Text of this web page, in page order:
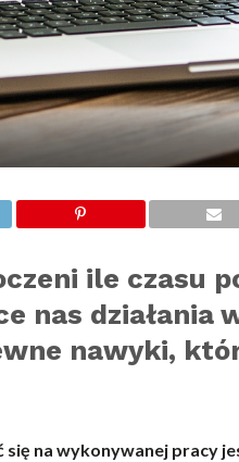
ile czasu
nas działania
nawyki,
na wykonywanej pracy